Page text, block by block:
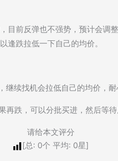
目前反弹也不强势，预计会调
逢跌拉低一下自己的均价。
续找机会拉低自己的均价，耐
再跌，可以分批买进，然后等
请给本文评分
[总: 0个 平均: 0星]